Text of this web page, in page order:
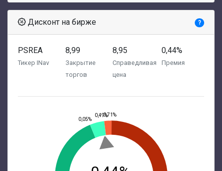
Дисконт на бирже ?
PSREA
Тикер INav
8,99
Закрытие
торгов
8,95
Справедливая
цена
0,44%
Премия
0,05%
0,49%0,71%